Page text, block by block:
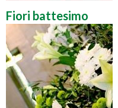
Fiori battesimo